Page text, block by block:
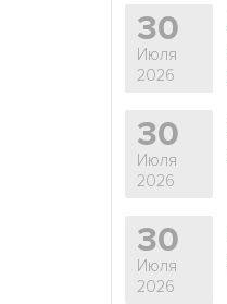
30
Июля
2026
30
Июля
2026
30
Июля
2026